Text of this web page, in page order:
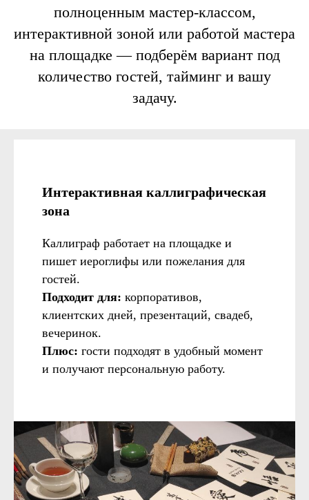
полноценным мастер-классом,
интерактивной зоной или работой мастера
на площадке — подберём вариант под
количество гостей, тайминг и вашу
задачу.
Интерактивная каллиграфическая
зона
Каллиграф работает на площадке и
пишет иероглифы или пожелания для
гостей.
Подходит для: корпоративов,
клиентских дней, презентаций, свадеб,
вечеринок.
Плюс: гости подходят в удобный момент
и получают персональную работу.